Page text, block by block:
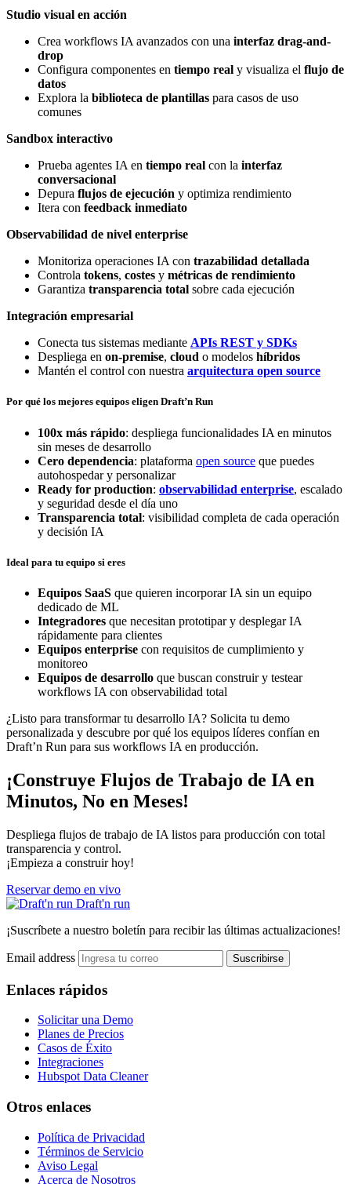
Studio visual en acción
Crea workflows IA avanzados con una interfaz drag-and-
drop
Configura componentes en tiempo real y visualiza el flujo de
datos
Explora la biblioteca de plantillas para casos de uso
comunes
Sandbox interactivo
Prueba agentes IA en tiempo real con la interfaz
conversacional
Depura flujos de ejecución y optimiza rendimiento
Itera con feedback inmediato
Observabilidad de nivel enterprise
Monitoriza operaciones IA con trazabilidad detallada
Controla tokens, costes y métricas de rendimiento
Garantiza transparencia total sobre cada ejecución
Integración empresarial
Conecta tus sistemas mediante APIs REST y SDKs
Despliega en on-premise, cloud o modelos híbridos
Mantén el control con nuestra arquitectura open source
Por qué los mejores equipos eligen Draft’n Run
100x más rápido: despliega funcionalidades IA en minutos
sin meses de desarrollo
Cero dependencia: plataforma open source que puedes
autohospedar y personalizar
Ready for production: observabilidad enterprise, escalado
y seguridad desde el día uno
Transparencia total: visibilidad completa de cada operación
y decisión IA
Ideal para tu equipo si eres
Equipos SaaS que quieren incorporar IA sin un equipo
dedicado de ML
Integradores que necesitan prototipar y desplegar IA
rápidamente para clientes
Equipos enterprise con requisitos de cumplimiento y
monitoreo
Equipos de desarrollo que buscan construir y testear
workflows IA con observabilidad total
¿Listo para transformar tu desarrollo IA? Solicita tu demo
personalizada y descubre por qué los equipos líderes confían en
Draft’n Run para sus workflows IA en producción.
¡Construye Flujos de Trabajo de IA en
Minutos, No en Meses!
Despliega flujos de trabajo de IA listos para producción con total
transparencia y control.
¡Empieza a construir hoy!
Reservar demo en vivo
Draft'n run
¡Suscríbete a nuestro boletín para recibir las últimas actualizaciones!
Email address Suscribirse
Enlaces rápidos
Solicitar una Demo
Planes de Precios
Casos de Éxito
Integraciones
Hubspot Data Cleaner
Otros enlaces
Política de Privacidad
Términos de Servicio
Aviso Legal
Acerca de Nosotros